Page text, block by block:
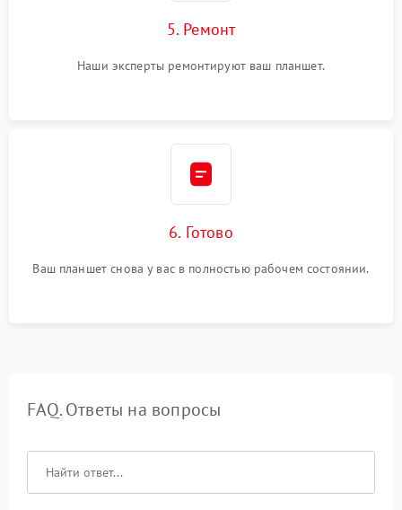
5. Ремонт
Наши эксперты ремонтируют ваш планшет.
6. Готово
Ваш планшет снова у вас в полностью рабочем состоянии.
FAQ. Ответы на вопросы